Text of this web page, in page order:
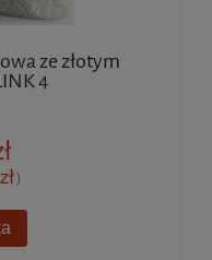
ze złotym
4
)